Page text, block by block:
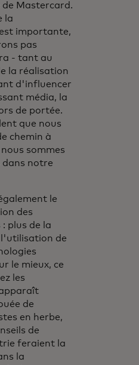
Mastercard.
la
importante,
pas
- tant au
la réalisation
d'influencer
média, la
de portée.
que nous
chemin à
sommes
notre
le
des
plus de la
de
le mieux, ce
les
de
en herbe,
de
feraient la
la